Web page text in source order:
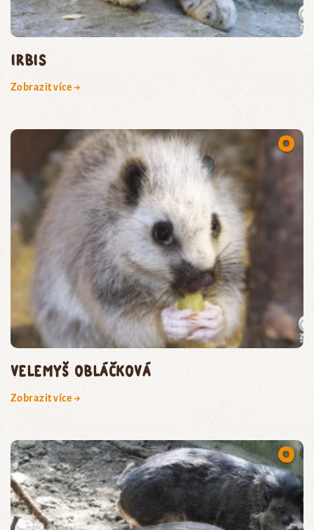
irbis
Zobrazit více →
velemyš obláčková
Zobrazit více →